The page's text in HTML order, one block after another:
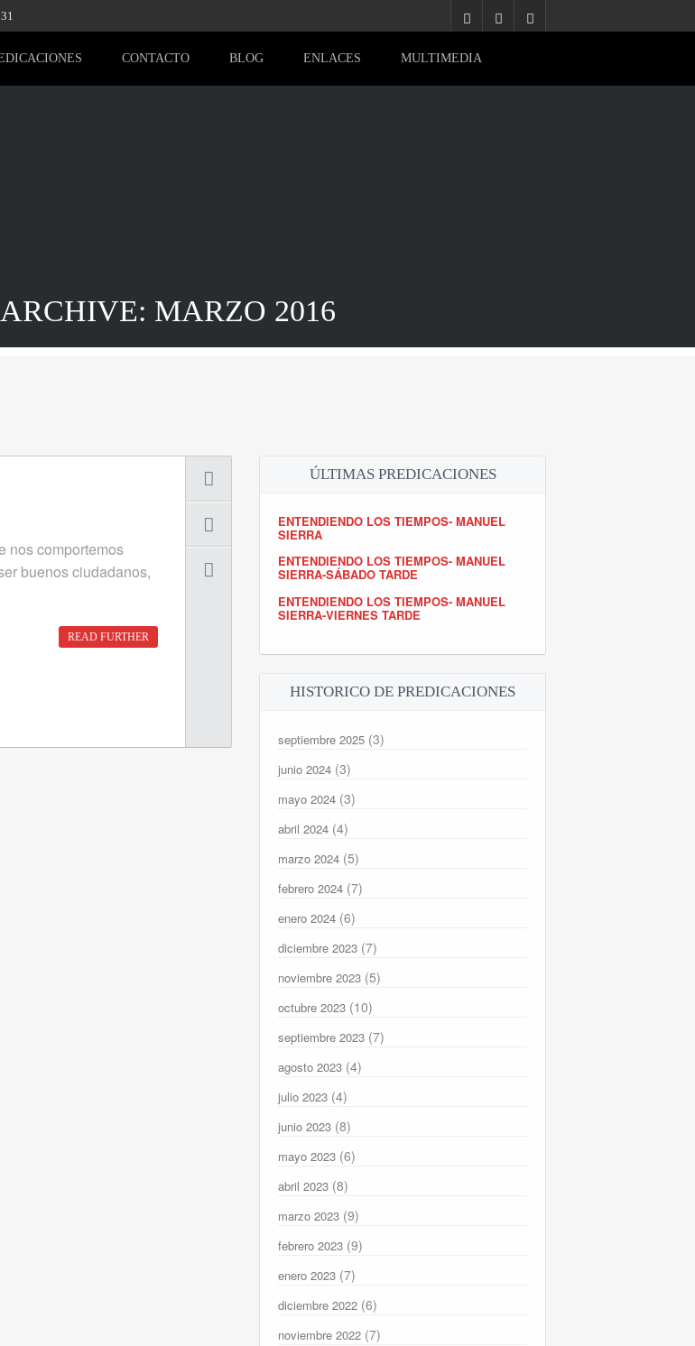
CONTACTO BLOG ENLACES MULTIMEDIA
MARZO 2016
nos comportemos
buenos ciudadanos,
READ FURTHER
ÚLTIMAS PREDICACIONES
ENTENDIENDO LOS TIEMPOS- MANUEL
SIERRA
ENTENDIENDO LOS TIEMPOS- MANUEL
SIERRA-SÁBADO TARDE
ENTENDIENDO LOS TIEMPOS- MANUEL
SIERRA-VIERNES TARDE
HISTORICO DE PREDICACIONES
septiembre 2025 (3)
junio 2024 (3)
mayo 2024 (3)
abril 2024 (4)
marzo 2024 (5)
febrero 2024 (7)
enero 2024 (6)
diciembre 2023 (7)
noviembre 2023 (5)
octubre 2023 (10)
septiembre 2023 (7)
agosto 2023 (4)
julio 2023 (4)
junio 2023 (8)
mayo 2023 (6)
abril 2023 (8)
marzo 2023 (9)
febrero 2023 (9)
enero 2023 (7)
diciembre 2022 (6)
noviembre 2022 (7)